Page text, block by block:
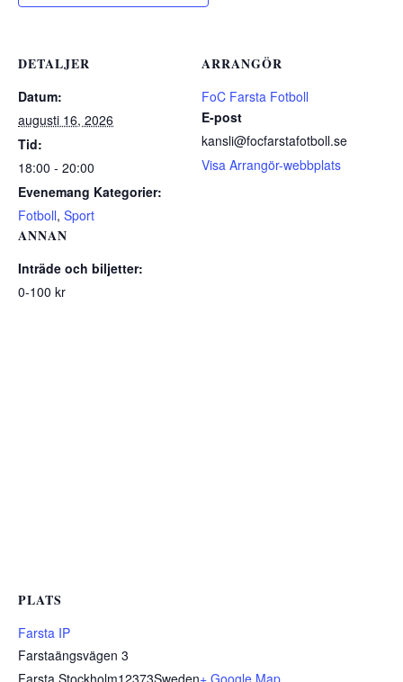
DETALJER
Datum:
augusti 16, 2026
Tid:
18:00 - 20:00
Evenemang Kategorier:
Fotboll, Sport
ARRANGÖR
FoC Farsta Fotboll
E-post
kansli@focfarstafotboll.se
Visa Arrangör-webbplats
ANNAN
Inträde och biljetter:
0-100 kr
PLATS
Farsta IP
Farstaängsvägen 3
Farsta,Stockholm12373Sweden+ Google Map